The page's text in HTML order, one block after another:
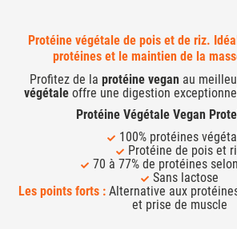
Protéine végétale de pois et de riz.
protéines et le maintien de la
Profitez de la protéine vegan au
végétale offre une digestion
Protéine Végétale Vegan
100% protéines
Protéine de pois et
70 à 77% de protéines
Sans lactose
Les points forts :Alternative aux
et prise de muscle